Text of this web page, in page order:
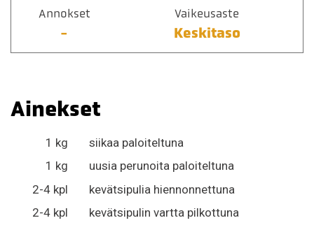
Annokset
-
Vaikeusaste
Keskitaso
Ainekset
1 kg
siikaa paloiteltuna
1 kg
uusia perunoita paloiteltuna
2-4 kpl
kevätsipulia hiennonnettuna
2-4 kpl
kevätsipulin vartta pilkottuna